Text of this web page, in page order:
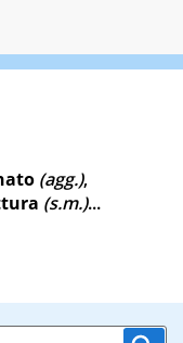
(agg.),
(s.m.)...